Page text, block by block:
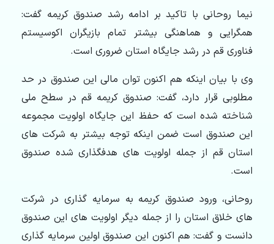
نیما روحانی با تاکید بر ادامه رشد صندوق کریمه گفت:
همگرایی و هماهنگی بیشتر تمام بازیگران اکوسیستم
فناوری قم در رشد جایگاه استان ضروری است.
وی با بیان اینکه هم اکنون توان مالی این صندوق در حد
مطلوبی قرار دارد، گفت: صندوق کریمه قم در سطح ملی
شناخته شده است که حفظ این جایگاه اولویت مجموعه
این صندوق است ضمن اینکه توجه بیشتر به شرکت های
استان قم از جمله اولویت های هدفگذاری شده صندوق
است.
روحانی، ورود صندوق کریمه به سرمایه گذاری در شرکت
های خلاق استان را از جمله دیگر اولویت های این صندوق
دانست و گفت: هم اکنون این صندوق اولین سرمایه گذاری